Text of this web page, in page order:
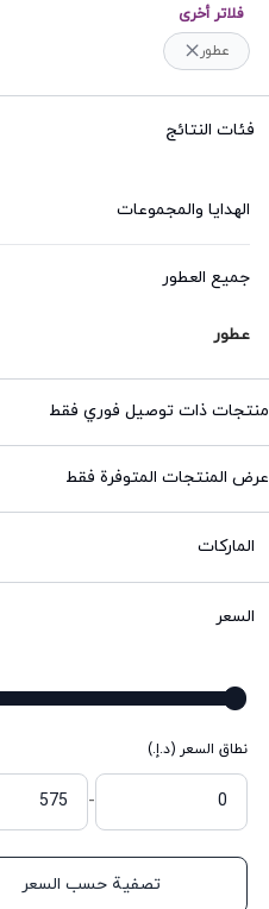
فلاتر أخرى
عطور
فئات النتائج
الهدايا والمجموعات
جميع العطور
عطور
منتجات ذات توصيل فوري فقط
عرض المنتجات المتوفرة فقط
الماركات
السعر
نطاق السعر (د.إ.)
-
تصفية حسب السعر